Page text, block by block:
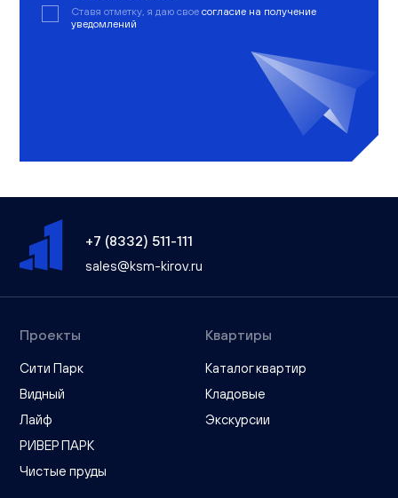
Ставя отметку, я даю свое согласие на получение
уведомлений
+7 (8332) 511-111
sales@ksm-kirov.ru
Проекты
Сити Парк
Видный
Лайф
РИВЕР ПАРК
Чистые пруды
Квартиры
Каталог квартир
Кладовые
Экскурсии